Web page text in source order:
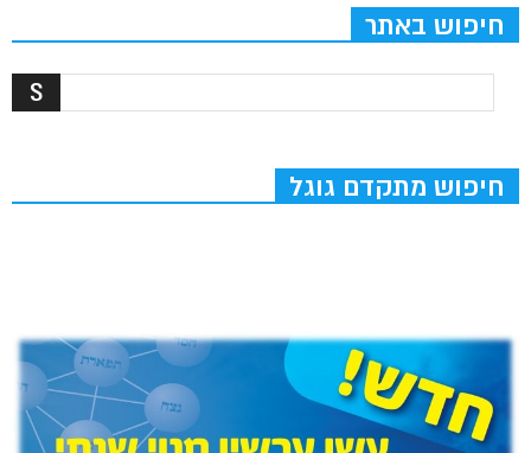
חיפוש באתר
חיפוש מתקדם גוגל